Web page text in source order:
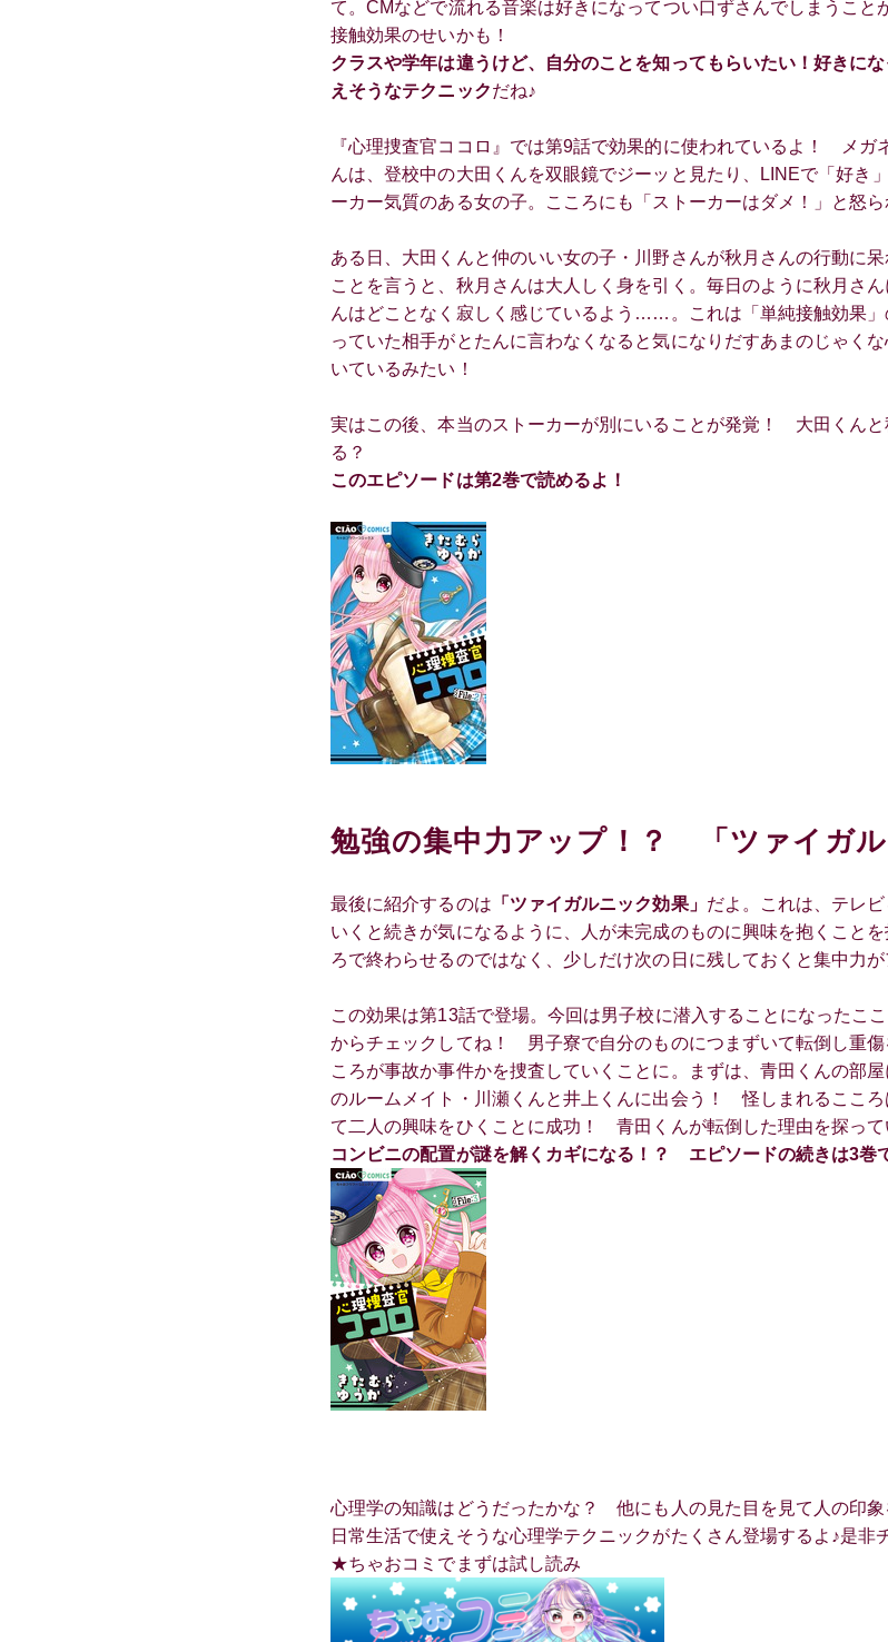
て。CMなどで流れる音楽は好きになってつい口ずさんでしまうこと
接触効果のせいかも！
クラスや学年は違うけど、自分のことを知ってもらいたい！好きに
えそうなテクニックだね♪
『心理捜査官ココロ』では第9話で効果的に使われているよ！ メガ
んは、登校中の大田くんを双眼鏡でジーッと見たり、LINEで「好き
ーカー気質のある女の子。こころにも「ストーカーはダメ！」と怒ら
ある日、大田くんと仲のいい女の子・川野さんが秋月さんの行動に
ことを言うと、秋月さんは大人しく身を引く。毎日のように秋月さ
んはどことなく寂しく感じているよう……。これは「単純接触効果
っていた相手がとたんに言わなくなると気になりだすあまのじゃく
いているみたい！
実はこの後、本当のストーカーが別にいることが発覚！ 大田くん
る？
このエピソードは第2巻で読めるよ！
勉強の集中力アップ！？ 「ツァイガル
最後に紹介するのは 「ツァイガルニック効果」 だよ。これは、テレ
いくと続きが気になるように、人が未完成のものに興味を抱くこと
ろで終わらせるのではなく、少しだけ次の日に残しておくと集中力が
この効果は第13話で登場。今回は男子校に潜入することになったこ
からチェックしてね！ 男子寮で自分のものにつまずいて転倒し重傷
ころが事故か事件かを捜査していくことに。まずは、青田くんの部
のルームメイト・川瀬くんと井上くんに出会う！ 怪しまれるここ
て二人の興味をひくことに成功！ 青田くんが転倒した理由を探って
コンビニの配置が謎を解くカギになる！？ エピソードの続きは3巻
心理学の知識はどうだったかな？ 他にも人の見た目を見て人の印
日常生活で使えそうな心理学テクニックがたくさん登場するよ♪是非
★ちゃおコミでまずは試し読み